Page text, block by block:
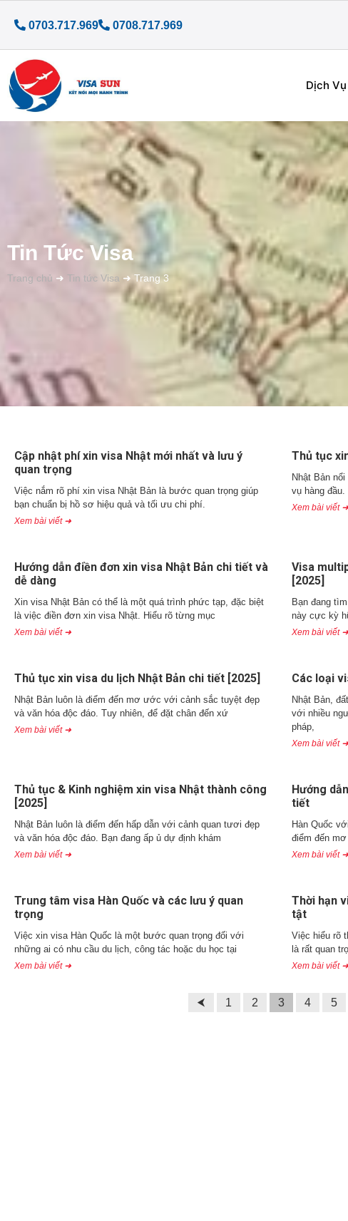
0703.717.969 0708.717.969
Dịch
Tin Tức Visa
Trang chủ ➜ Tin tức Visa ➜ Trang 3
Cập nhật phí xin visa Nhật mới nhất và lưu ý
quan trọng
Việc nắm rõ phí xin visa Nhật Bản là bước quan trọng giúp
bạn chuẩn bị hồ sơ hiệu quả và tối ưu chi phí.
Xem bài viết ➜
Thủ tục
Nhật Bản
vụ hàng
Xem bài viết ➜
Hướng dẫn điền đơn xin visa Nhật Bản chi tiết và
dễ dàng
Xin visa Nhật Bản có thể là một quá trình phức tạp, đặc biệt
là việc điền đơn xin visa Nhật. Hiểu rõ từng mục
Xem bài viết ➜
Visa
[2025]
Bạn đang
này cực kỳ
Xem bài viết ➜
Thủ tục xin visa du lịch Nhật Bản chi tiết [2025]
Nhật Bản luôn là điểm đến mơ ước với cảnh sắc tuyệt đẹp
và văn hóa độc đáo. Tuy nhiên, để đặt chân đến xứ
Xem bài viết ➜
Các loại
Nhật Bản,
với nhiều
pháp,
Xem bài viết ➜
Thủ tục & Kinh nghiệm xin visa Nhật thành công
[2025]
Nhật Bản luôn là điểm đến hấp dẫn với cảnh quan tươi đẹp
và văn hóa độc đáo. Bạn đang ấp ủ dự định khám
Xem bài viết ➜
Hướng
tiết
Hàn Quốc
điểm đến
Xem bài viết ➜
Trung tâm visa Hàn Quốc và các lưu ý quan
trọng
Việc xin visa Hàn Quốc là một bước quan trọng đối với
những ai có nhu cầu du lịch, công tác hoặc du học tại
Xem bài viết ➜
Thời hạn
tật
Việc hiểu rõ
là rất quan
Xem bài viết ➜
⮜ 1 2 3 4 5